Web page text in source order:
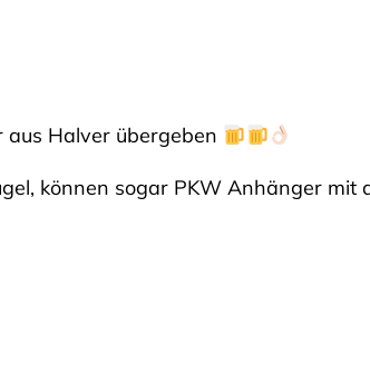
aus Halver übergeben
können sogar PKW Anhänger mit